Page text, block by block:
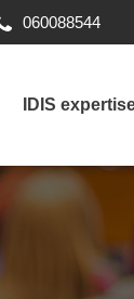
060088544
IDIS